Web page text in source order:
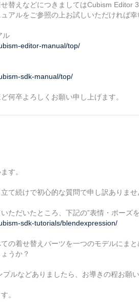
替えなどにつきましてはCubism
アルをご参照の上お試しいただければ幸
ル
editor-manual/top/
sdk-manual/top/
何卒よろしくお願い申し上げます。
す。
て続けで初心的な質問で申し訳ありませ
ただいたところ、下記の”表情・ポーズ
sdk-tutorials/blendexpression/
の着せ替えパーツを一つのモデルにま
うか？
ルなどありましたら、お導きの程お願い
。